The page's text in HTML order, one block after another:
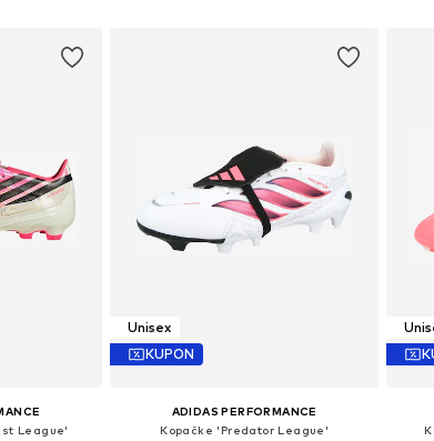
League'
Unisex
KUPON
ADIDAS PERFORMANCE
Kopačke 'Predator League'